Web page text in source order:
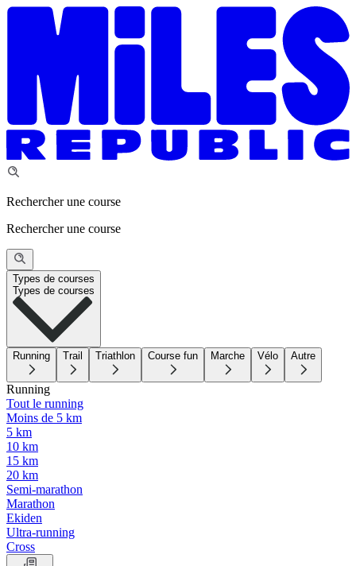
Rechercher une course
Rechercher une course
Types de courses
Types de courses
Running Trail Triathlon Course fun Marche Vélo Autre
Running
Tout le running
Moins de 5 km
5 km
10 km
15 km
20 km
Semi-marathon
Marathon
Ekiden
Ultra-running
Cross